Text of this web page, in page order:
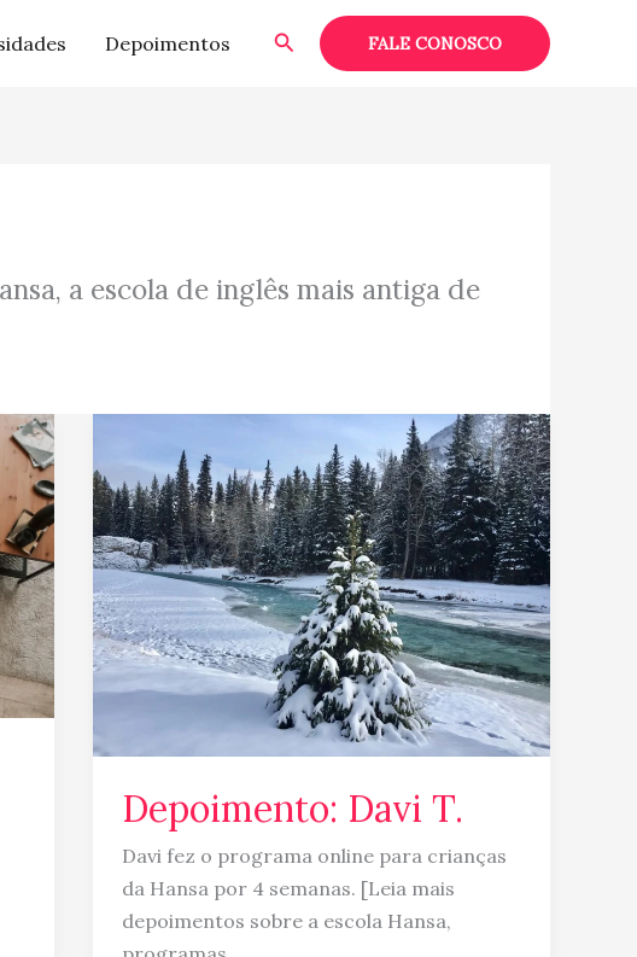
Depoimentos PesquisarFALE CONOSCO
a escola de inglês mais antiga de
Depoimento: Davi T.
Davi fez o programa online para crianças
da Hansa por 4 semanas. [Leia mais
depoimentos sobre a escola Hansa,
Davi
T.